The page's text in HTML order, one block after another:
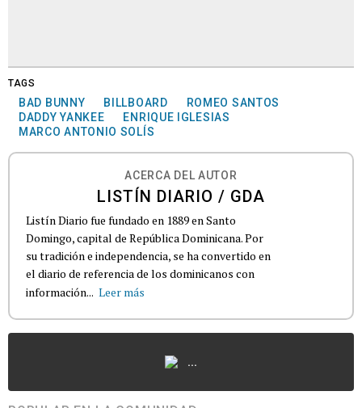
TAGS
BAD BUNNY BILLBOARD
ROMEO SANTOS
DADDY YANKEE
ENRIQUE IGLESIAS
MARCO ANTONIO SOLÍS
ACERCA DEL AUTOR
LISTÍN DIARIO / GDA
Listín Diario fue fundado en 1889 en Santo
Domingo, capital de República Dominicana. Por
su tradición e independencia, se ha convertido en
el diario de referencia de los dominicanos con
información... Leer más
...